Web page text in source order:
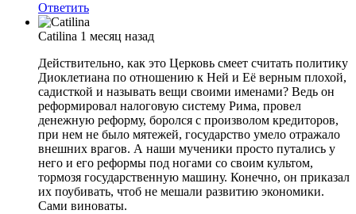
Ответить
Catilina 1 месяц назад
Действительно, как это Церковь смеет считать политику
Диоклетиана по отношению к Ней и Её верным плохой,
садисткой и называть вещи своими именами? Ведь он
реформировал налоговую систему Рима, провел
денежную реформу, боролся с произволом кредиторов,
при нем не было мятежей, государство умело отражало
внешних врагов. А наши мученики просто путались у
него и его реформы под ногами со своим культом,
тормозя государственную машину. Конечно, он приказал
их поубивать, чтоб не мешали развитию экономики.
Сами виноваты.